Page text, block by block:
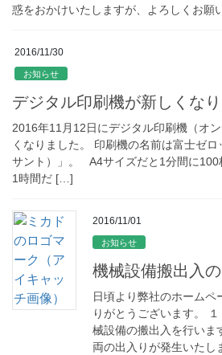
惑をおかけいたしますが、よろしくお願
2016/11/30
お知らせ
デジタル印刷機が新しくなり
2016年11月12日にデジタル印刷機（オ
くなりました。 印刷機の名前は富士ゼ
サント）」。 A4サイズだと1分間に100
1時間だ […]
2016/11/01
お知らせ
機械設備搬出入
日頃より弊社のホームペ
りがとうございます。
械設備の搬出入を行いま
両の出入りが発生いたし